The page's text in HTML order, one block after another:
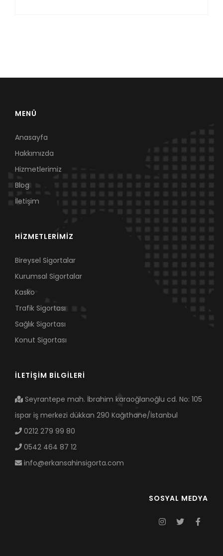
MENÜ
Anasayfa
Hakkımızda
Hizmetlerimiz
Blog
İletişim
HİZMETLERİMİZ
Bireysel Sigortalar
Kurumsal Sigortalar
Kasko
Trafik Sigortası
Sağlık Sigortası
Konut Sigortası
İLETİŞİM BİLGİLERİ
Seyrantepe mah. İbrahim karaoğlanoğlu cd. No: 105
ispar iş merkezi dükkan 290 Kağıthane/İstanbul
0212 279 99 80
0542 464 87 12
info@erkansahinsigorta.com
SOSYAL MEDYA